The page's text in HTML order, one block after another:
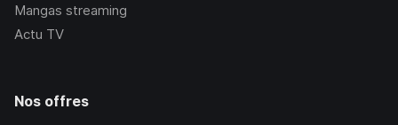
Mangas streaming
Actu TV
Nos offres